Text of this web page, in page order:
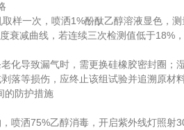
一次，喷洒1%酚酞乙醇溶液显色，测
减曲线，若连续三次检测值低于18%
导致漏气时，需更换硅橡胶密封圈；
等损伤，应终止该组试验并追溯原材
防护措施
洒75%乙醇消毒，开启紫外线灯照射